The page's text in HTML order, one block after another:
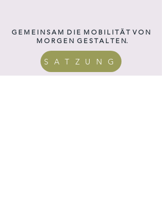
G E M E I N S A M D I E M O B I L I T Ä T V O N
M O R G E N G E S T A L T E N.
S A T Z U N G